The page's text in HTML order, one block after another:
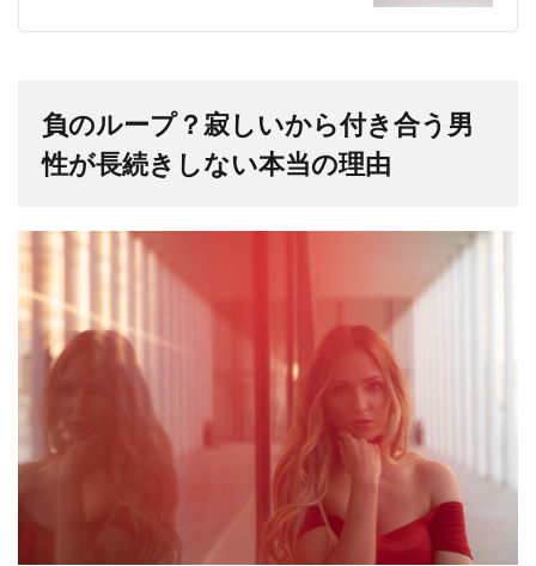
負のループ？寂しいから付き合う男
性が長続きしない本当の理由